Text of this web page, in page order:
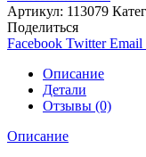
Артикул: 113079
Поделиться
Facebook Twitter Email
Описание
Детали
Отзывы (0)
Описание